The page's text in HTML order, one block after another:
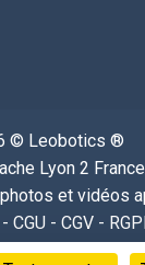
© Leobotics ®
Lyon 2 France
et vidéos
- CGU- CGV-